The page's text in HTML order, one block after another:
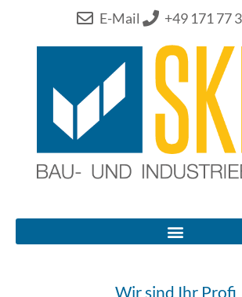
E-Mail +49 171 77
Wir sind Ihr Profi